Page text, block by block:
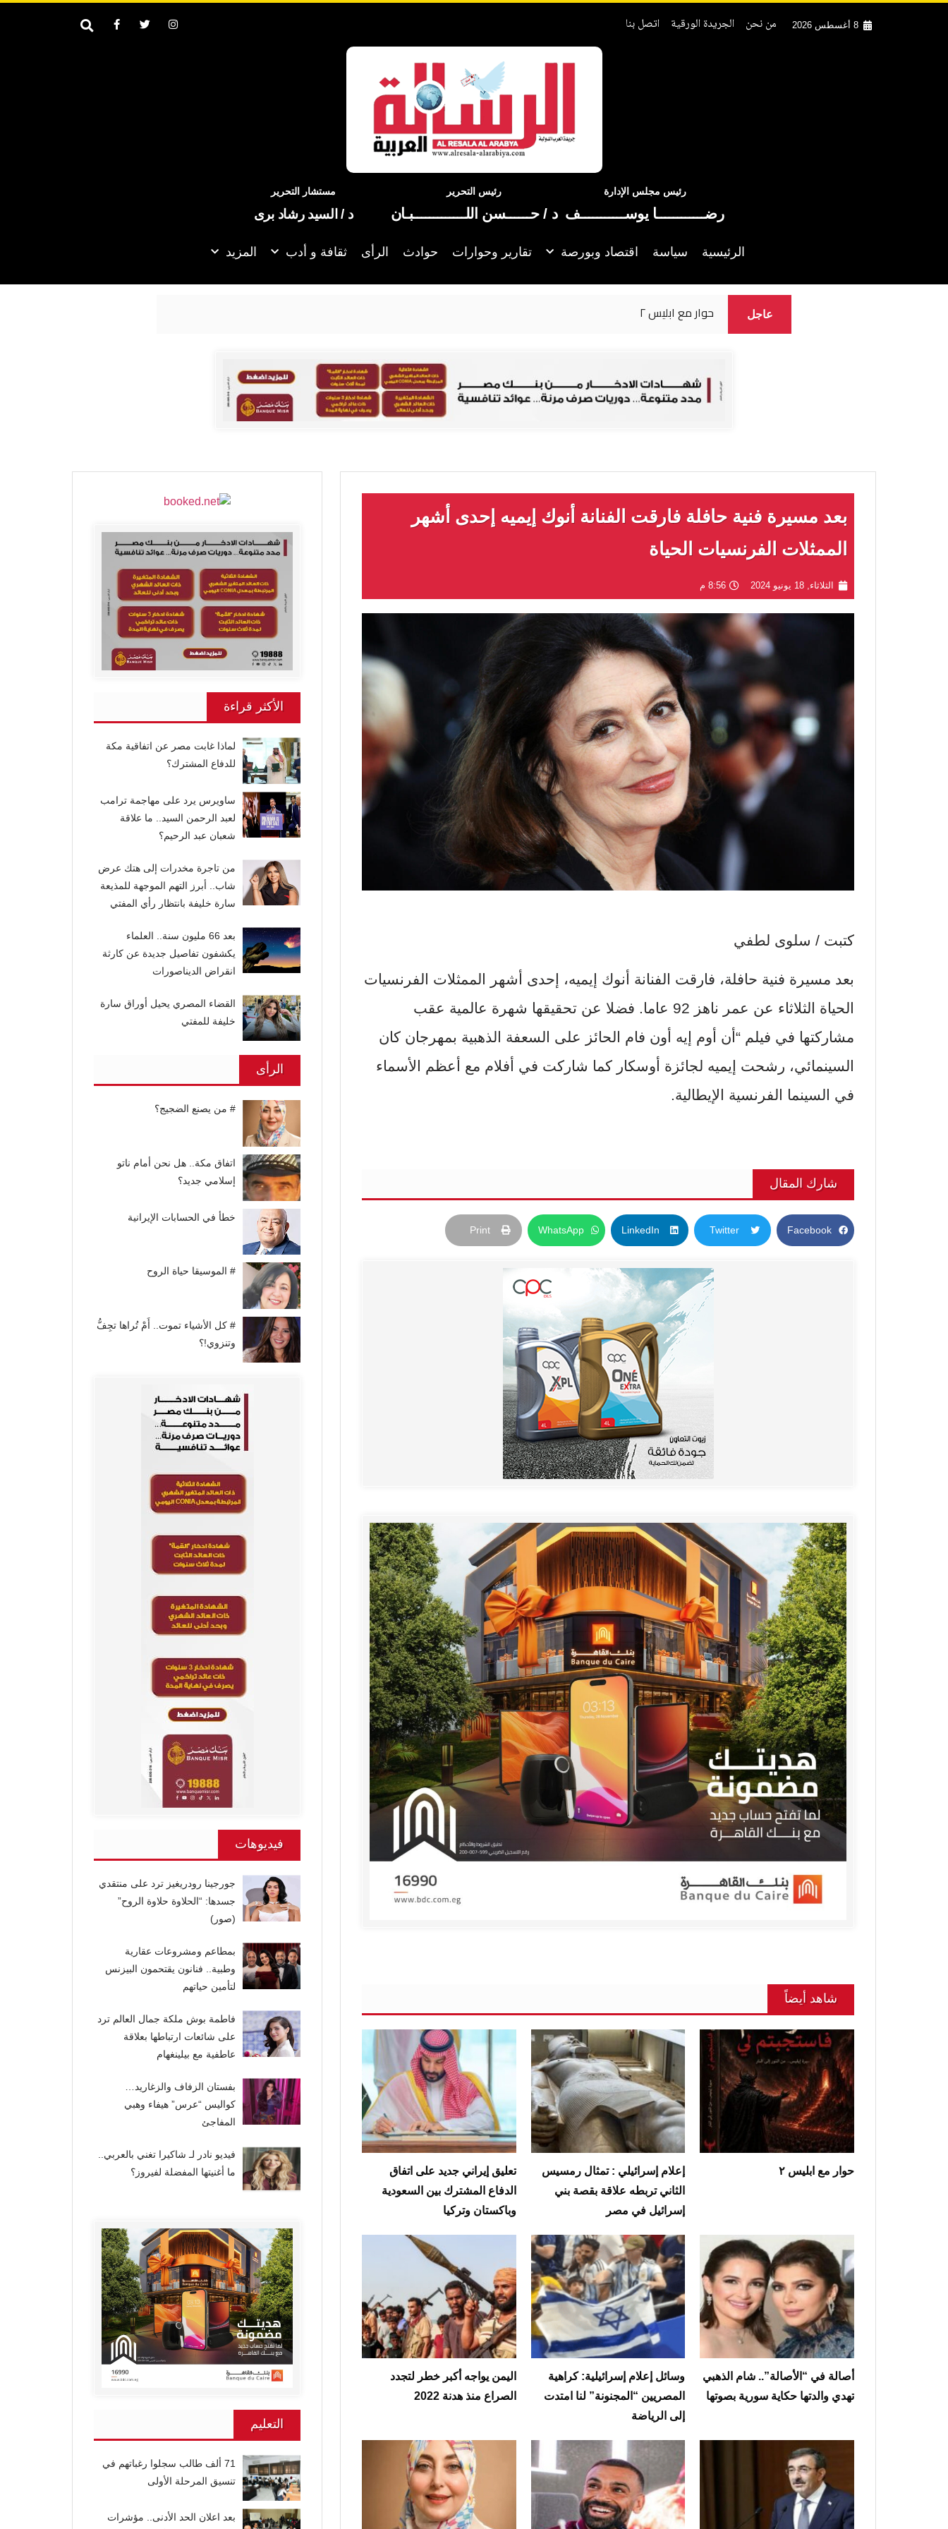
8 أغسطس 2026 من نحن الجريدة الورقية اتصل بنا
رئيس مجلس الإدارة
رضــــــــــــا يوســـــــــــف
رئيس التحرير
د / حــــــسن اللـــــــــــــبـان
مستشار التحرير
د / السيد رشاد برى
الرئيسية سياسة اقتصاد وبورصة تقارير وحوارات حوادث الرأى ثقافة و أدب المزيد
عاجل إعلام إسرائيلي : تمثال رمسيس الثاني تربطه علاقة بقصة بني إسرائيل في مصر
بعد مسيرة فنية حافلة فارقت الفنانة أنوك إيميه إحدى أشهر
الممثلات الفرنسيات الحياة
الثلاثاء, 18 يونيو 2024 8:56 م
كتبت / سلوى لطفي
بعد مسيرة فنية حافلة، فارقت الفنانة أنوك إيميه، إحدى أشهر الممثلات الفرنسيات
الحياة الثلاثاء عن عمر ناهز 92 عاما. فضلا عن تحقيقها شهرة عالمية عقب
مشاركتها في فيلم “أن أوم إيه أون فام الحائز على السعفة الذهبية بمهرجان كان
السينمائي، رشحت إيميه لجائزة أوسكار كما شاركت في أفلام مع أعظم الأسماء
في السينما الفرنسية الإيطالية.
شارك المقال
Facebook
Twitter
LinkedIn
WhatsApp
Print
شاهد أيضاً
حوار مع ابليس ٢
إعلام إسرائيلي : تمثال رمسيس
الثاني تربطه علاقة بقصة بني
إسرائيل في مصر
تعليق إيراني جديد على اتفاق
الدفاع المشترك بين السعودية
وباكستان وتركيا
أصالة في “الأصالة”.. شام الذهبي
تهدي والدتها حكاية سورية بصوتها
وسائل إعلام إسرائيلية: كراهية
المصريين “المجنونة” لنا امتدت
إلى الرياضة
اليمن يواجه أكبر خطر لتجدد
الصراع منذ هدنة 2022
الأكثر قراءة
لماذا غابت مصر عن اتفاقية مكة
للدفاع المشترك؟
ساويرس يرد على مهاجمة ترامب
لعبد الرحمن السيد.. ما علاقة
شعبان عبد الرحيم؟
من تاجرة مخدرات إلى هتك عرض
شاب.. أبرز التهم الموجهة للمذيعة
سارة خليفة بانتظار رأي المفتي
بعد 66 مليون سنة.. العلماء
يكشفون تفاصيل جديدة عن كارثة
انقراض الديناصورات
القضاء المصري يحيل أوراق سارة
خليفة للمفتي
الرأى
# من يصنع الضجيج؟
اتفاق مكة.. هل نحن أمام ناتو
إسلامي جديد؟
خطأ في الحسابات الإيرانية
# الموسيقا حياة الروح
# كل الأشياء تموت.. أَمْ تُراها تجِفُّ
وتنزوي!؟
فيديوهات
جورجينا رودريغيز ترد على منتقدي
جسدها: “الحلاوة حلاوة الروح”
(صور)
بمطاعم ومشروعات عقارية
وطبية.. فنانون يقتحمون البيزنس
لتأمين حياتهم
فاطمة بوش ملكة جمال العالم ترد
على شائعات ارتباطها بعلاقة
عاطفية مع بيلينغهام
بفستان الزفاف والزغاريد…
كواليس “عرس” هيفاء وهبي
المفاجئ
فيديو نادر لـ شاكيرا تغني بالعربي..
ما أغنيتها المفضلة لفيروز؟
التعليم
71 ألف طالب سجلوا رغباتهم في
تنسيق المرحلة الأولى
بعد اعلان الحد الأدنى.. مؤشرات